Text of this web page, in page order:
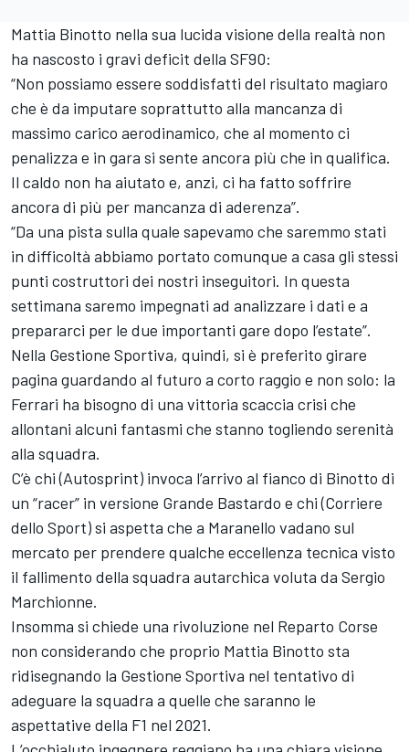
Mattia Binotto nella sua lucida visione della realtà non
ha nascosto i gravi deficit della SF90:
“Non possiamo essere soddisfatti del risultato magiaro
che è da imputare soprattutto alla mancanza di
massimo carico aerodinamico, che al momento ci
penalizza e in gara si sente ancora più che in qualifica.
Il caldo non ha aiutato e, anzi, ci ha fatto soffrire
ancora di più per mancanza di aderenza”.
“Da una pista sulla quale sapevamo che saremmo stati
in difficoltà abbiamo portato comunque a casa gli stessi
punti costruttori dei nostri inseguitori. In questa
settimana saremo impegnati ad analizzare i dati e a
prepararci per le due importanti gare dopo l’estate”.
Nella Gestione Sportiva, quindi, si è preferito girare
pagina guardando al futuro a corto raggio e non solo: la
Ferrari ha bisogno di una vittoria scaccia crisi che
allontani alcuni fantasmi che stanno togliendo serenità
alla squadra.
C’è chi (Autosprint) invoca l’arrivo al fianco di Binotto di
un “racer” in versione Grande Bastardo e chi (Corriere
dello Sport) si aspetta che a Maranello vadano sul
mercato per prendere qualche eccellenza tecnica visto
il fallimento della squadra autarchica voluta da Sergio
Marchionne.
Insomma si chiede una rivoluzione nel Reparto Corse
non considerando che proprio Mattia Binotto sta
ridisegnando la Gestione Sportiva nel tentativo di
adeguare la squadra a quelle che saranno le
aspettative della F1 nel 2021.